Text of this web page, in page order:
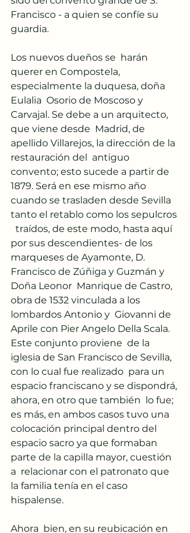
Francisco - a quien se confíe su
guardia.
Los nuevos dueños se  harán
querer en Compostela,
especialmente la duquesa, doña
Eulalia  Osorio de Moscoso y
Carvajal. Se debe a un arquitecto,
que viene desde  Madrid, de
apellido Villarejos, la dirección de la
restauración del  antiguo
convento; esto sucede a partir de
1879. Será en ese mismo año
cuando se trasladen desde Sevilla
tanto el retablo como los sepulcros
  traídos, de este modo, hasta aquí
por sus descendientes- de los
marqueses de Ayamonte, D.
Francisco de Zúñiga y Guzmán y
Doña Leonor  Manrique de Castro,
obra de 1532 vinculada a los
lombardos Antonio y  Giovanni de
Aprile con Pier Angelo Della Scala.
Este conjunto proviene  de la
iglesia de San Francisco de Sevilla,
con lo cual fue realizado  para un
espacio franciscano y se dispondrá,
ahora, en otro que también  lo fue;
es más, en ambos casos tuvo una
colocación principal dentro del
espacio sacro ya que formaban
parte de la capilla mayor, cuestión
a  relacionar con el patronato que
la familia tenía en el caso
hispalense.
Ahora  bien, en su reubicación en